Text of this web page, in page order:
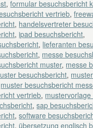
,formular besuchsbericht
vertrieb,
, handelsvertreter
,ipad besuchsbericht,
, lieferanten
, messe
muster, messe
besuchsbericht,
muster besuchsbericht
vertrieb,
,sap
,software
, übersetzung englisch